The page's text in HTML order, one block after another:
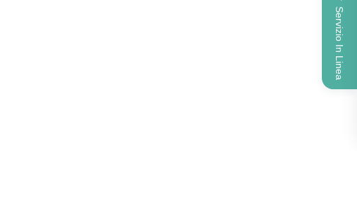
Servizio In Linea